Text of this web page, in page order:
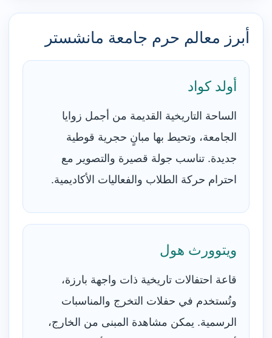
أبرز معالم حرم جامعة مانشستر
أولد كواد
الساحة التاريخية القديمة من أجمل زوايا
الجامعة، وتحيط بها مبانٍ حجرية قوطية
جديدة. تناسب جولة قصيرة والتصوير مع
احترام حركة الطلاب والفعاليات الأكاديمية.
ويتوورث هول
قاعة احتفالات تاريخية ذات واجهة بارزة،
وتُستخدم في حفلات التخرج والمناسبات
الرسمية. يمكن مشاهدة المبنى من الخارج،